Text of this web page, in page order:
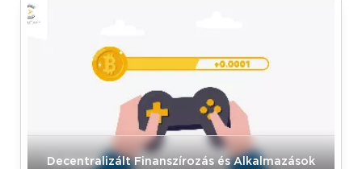
Tudástár
Decentralizált Finanszírozás és Alkalmazások